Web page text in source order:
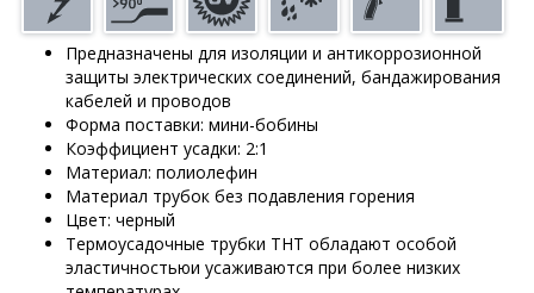
Предназначены для изоляции и антикоррозионной
защиты электрических соединений, бандажирования
кабелей и проводов
Форма поставки: мини-бобины
Коэффициент усадки: 2:1
Материал: полиолефин
Материал трубок без подавления горения
Цвет: черный
Термоусадочные трубки ТНТ обладают особой
эластичностьюи усаживаются при более низких